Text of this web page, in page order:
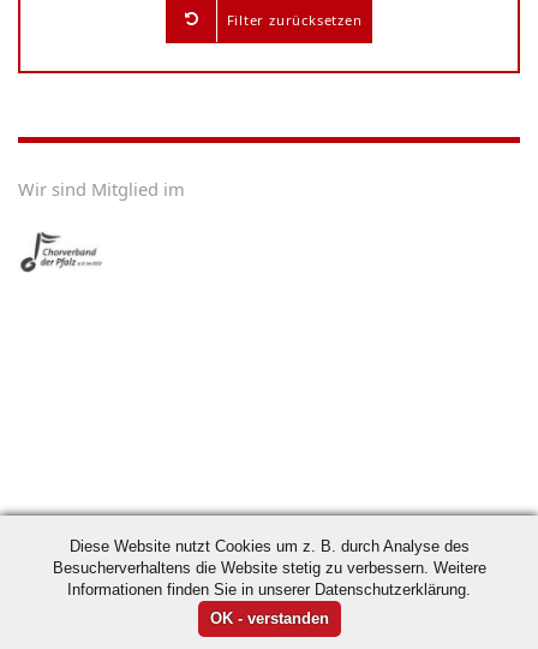
Filter zurücksetzen
Wir sind Mitglied im
Diese Website nutzt Cookies um z. B. durch Analyse des
Besucherverhaltens die Website stetig zu verbessern. Weitere
Informationen finden Sie in unserer Datenschutzerklärung.